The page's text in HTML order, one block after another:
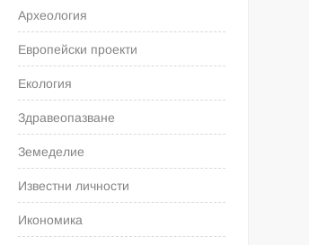
Археология
Европейски проекти
Екология
Здравеопазване
Земеделие
Известни личности
Икономика